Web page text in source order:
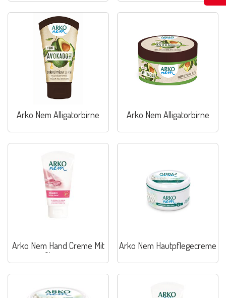
Arko Nem Alligatorbirne Arko Nem Alligatorbirne
Arko Nem Hand Creme Mit
Glyzerin
Arko Nem Hautpflegecreme